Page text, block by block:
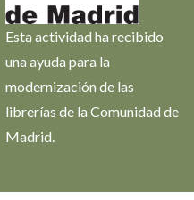
Esta actividad ha recibido
una ayuda para la
modernización de las
librerías de la Comunidad de
Madrid.